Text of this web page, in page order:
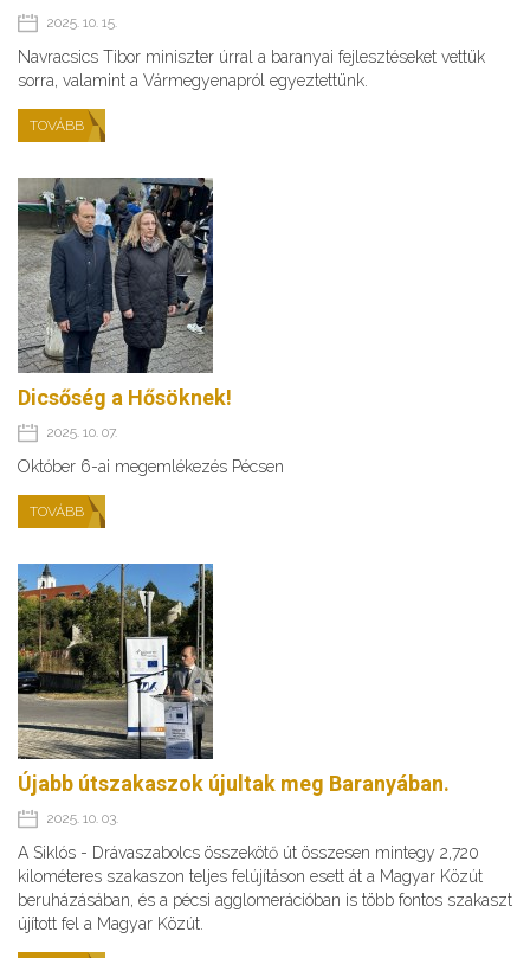
2025. 10. 15.
Navracsics Tibor miniszter úrral a baranyai fejlesztéseket vettük
sorra, valamint a Vármegyenapról egyeztettünk.
TOVÁBB
Dicsőség a Hősöknek!
2025. 10. 07.
Október 6-ai megemlékezés Pécsen
TOVÁBB
Újabb útszakaszok újultak meg Baranyában.
2025. 10. 03.
A Siklós - Drávaszabolcs összekötő út összesen mintegy 2,720
kilométeres szakaszon teljes felújításon esett át a Magyar Közút
beruházásában, és a pécsi agglomerációban is több fontos szakaszt
újított fel a Magyar Közút.